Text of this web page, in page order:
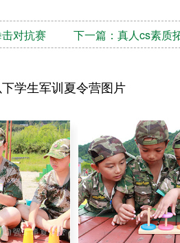
对抗赛 下一篇： 真人cs素质
学生军训夏令营图片